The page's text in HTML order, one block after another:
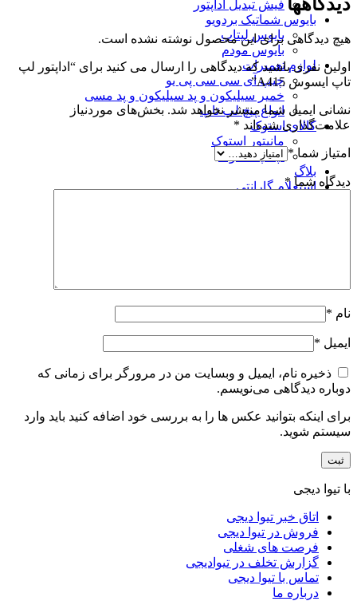
فیش تبدیل آداپتور
بایوس شماتیک بردویو
بایوس لپتاپ
بایوس مودم
لوازم تعمیرات
چیپ آی سی سی پی یو
خمیر سیلیکون و پد سیلیکون و پد مسی
انواع پیچ لپ تاپ
کالای استوک
مانیتور استوک
لپتاپ استوک
بلاگ
استعلام گارانتی
دیدگاهها
هیچ دیدگاهی برای این محصول نوشته نشده است.
اولین نفری باشید که دیدگاهی را ارسال می کنید برای “اداپتور لپ
تاپ ایسوس A415”
نشانی ایمیل شما منتشر نخواهد شد. بخش‌های موردنیاز
علامت‌گذاری شده‌اند *
امتیاز شما*
دیدگاه شما *
نام *
ایمیل *
ذخیره نام، ایمیل و وبسایت من در مرورگر برای زمانی که
دوباره دیدگاهی می‌نویسم.
برای اینکه بتوانید عکس ها را به بررسی خود اضافه کنید باید وارد
سیستم شوید.
با تیوا دیجی
اتاق خبر تیوا دیجی
فروش در تیوا دیجی
فرصت های شغلی
گزارش تخلف در تیوادیجی
تماس با تیوا دیجی
درباره ما